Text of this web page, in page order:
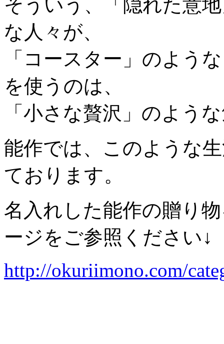
そういう、「隠れた意
な人々が、
「コースター」のよう
を使うのは、
「小さな贅沢」のよう
能作では、このような
ております。
名入れした能作の贈り
ージをご参照ください↓
http://okuriimono.com/